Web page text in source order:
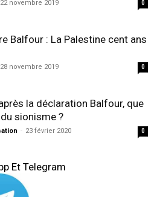
22 novembre 2019 0
Balfour : La Palestine cent ans
28 novembre 2019 0
la déclaration Balfour, que
sionisme ?
- 23 février 2020 0
Et Telegram